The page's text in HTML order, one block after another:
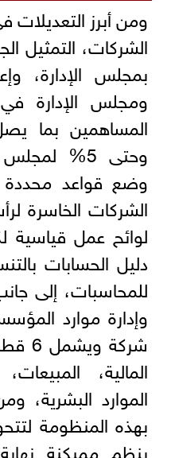
ومن أبرز
الشركات، التمثيل
بمجلس الإدارة،
ومجلس الإدارة
وحتى 5%
وضع قواعد
الشركات الخاسرة
لوائح عمل قياسية
دليل الحسابات
للمحاسبات، إلى
شركة
المالية،
الموارد البشرية،
بهذه المنظومة
بنظم مميكنة